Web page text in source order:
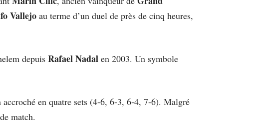
Vallejo au terme d’un duel de près de cinq heures,
depuis Rafael Nadal en 2003. Un symbole
accroché en quatre sets (4-6, 6-3, 6-4, 7-6). Malgré
match.